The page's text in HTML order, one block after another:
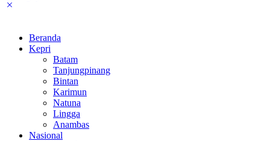
Beranda
Kepri
Batam
Tanjungpinang
Bintan
Karimun
Natuna
Lingga
Anambas
Nasional